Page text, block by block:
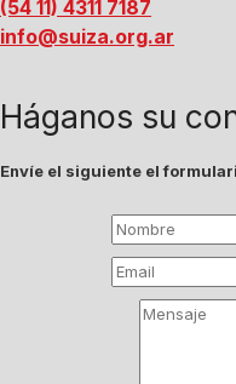
(54 11) 4311 7187
info@suiza.org.ar
Háganos su
Envíe el siguiente el